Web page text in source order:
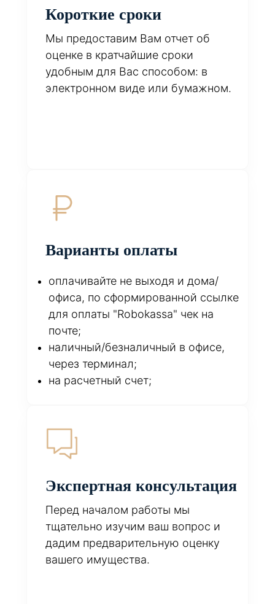
Короткие сроки
Мы предоставим Вам отчет об
оценке в кратчайшие сроки
удобным для Вас способом: в
электронном виде или бумажном.
Варианты оплаты
оплачивайте не выходя и дома/
офиса, по сформированной ссылке
для оплаты "Robokassa" чек на
почте;
наличный/безналичный в офисе,
через терминал;
на расчетный счет;
Экспертная консультация
Перед началом работы мы
тщательно изучим ваш вопрос и
дадим предварительную оценку
вашего имущества.